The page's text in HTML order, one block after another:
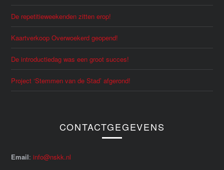
De repetitieweekenden zitten erop!
Kaartverkoop Overwoekerd geopend!
De introductiedag was een groot succes!
Project ‘Stemmen van de Stad’ afgerond!
CONTACTGEGEVENS
Email:info@nskk.nl